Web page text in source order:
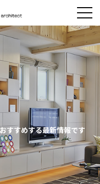
すすめする最新情報です